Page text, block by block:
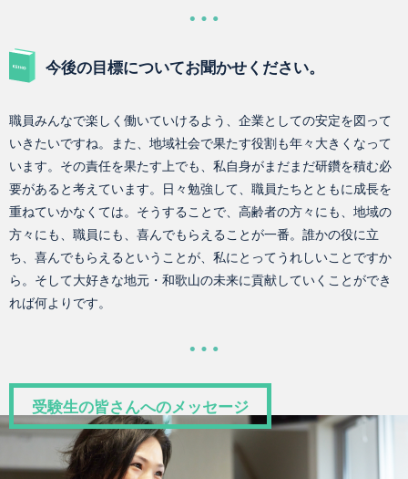
今後の目標についてお聞かせください。
職員みんなで楽しく働いていけるよう、企業としての安定を図って
いきたいですね。また、地域社会で果たす役割も年々大きくなって
います。その責任を果たす上でも、私自身がまだまだ研鑽を積む必
要があると考えています。日々勉強して、職員たちとともに成長を
重ねていかなくては。そうすることで、高齢者の方々にも、地域の
方々にも、職員にも、喜んでもらえることが一番。誰かの役に立
ち、喜んでもらえるということが、私にとってうれしいことですか
ら。そして大好きな地元・和歌山の未来に貢献していくことができ
れば何よりです。
受験生の皆さんへのメッセージ